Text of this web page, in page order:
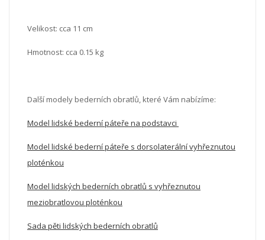
Velikost: cca 11 cm
Hmotnost: cca 0.15 kg
Další modely bederních obratlů, které Vám nabízíme:
Model lidské bederní páteře na podstavci
Model lidské bederní páteře s dorsolaterální vyhřeznutou
ploténkou
Model lidských bederních obratlů s vyhřeznutou
meziobratlovou ploténkou
Sada pěti lidských bederních obratlů